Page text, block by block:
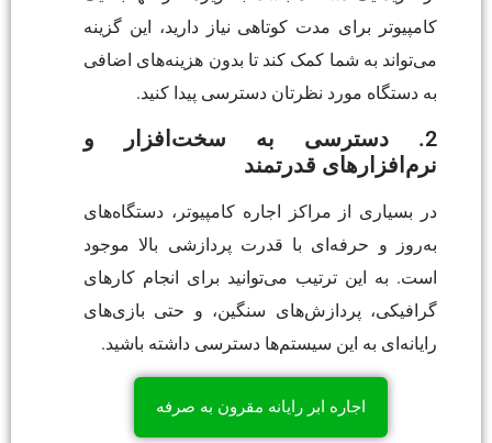
کامپیوتر برای مدت کوتاهی نیاز دارید، این گزینه
می‌تواند به شما کمک کند تا بدون هزینه‌های اضافی
به دستگاه مورد نظرتان دسترسی پیدا کنید.
2. دسترسی به سخت‌افزار و
نرم‌افزارهای قدرتمند
در بسیاری از مراکز اجاره کامپیوتر، دستگاه‌های
به‌روز و حرفه‌ای با قدرت پردازشی بالا موجود
است. به این ترتیب می‌توانید برای انجام کارهای
گرافیکی، پردازش‌های سنگین، و حتی بازی‌های
رایانه‌ای به این سیستم‌ها دسترسی داشته باشید.
اجاره ابر رایانه مقرون به صرفه